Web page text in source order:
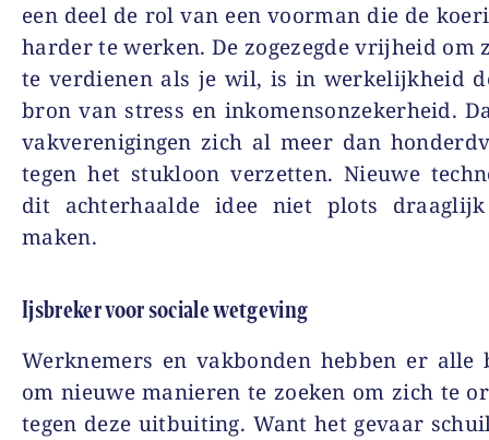
een deel de rol van een voorman die de
harder te werken. De zogezegde vrijheid om
te verdienen als je wil, is in werkelijkheid
bron van stress en inkomensonzekerheid.
vakverenigingen zich al meer dan
tegen het stukloon verzetten. Nieuwe
dit achterhaalde idee niet plots
maken.
Ijsbreker voor sociale wetgeving
Werknemers en vakbonden hebben er alle
om nieuwe manieren te zoeken om zich te
tegen deze uitbuiting. Want het gevaar